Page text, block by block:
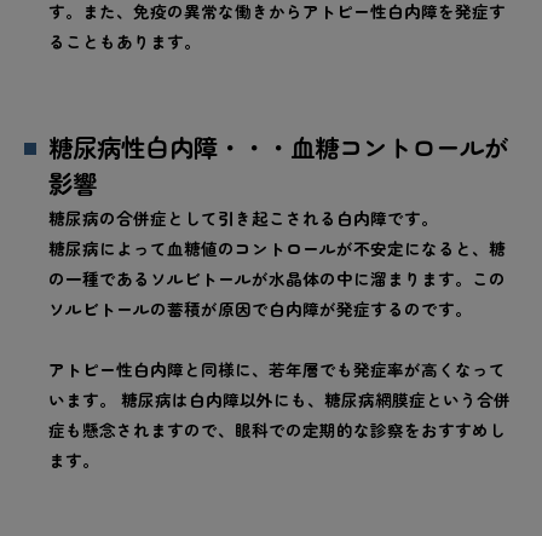
す。また、免疫の異常な働きからアトピー性白内障を発症す
ることもあります。
糖尿病性白内障・・・血糖コントロールが
影響
糖尿病の合併症として引き起こされる白内障です。
糖尿病によって血糖値のコントロールが不安定になると、糖
の一種であるソルビトールが水晶体の中に溜まります。この
ソルビトールの蓄積が原因で白内障が発症するのです。
アトピー性白内障と同様に、若年層でも発症率が高くなって
います。 糖尿病は白内障以外にも、糖尿病網膜症という合併
症も懸念されますので、眼科での定期的な診察をおすすめし
ます。